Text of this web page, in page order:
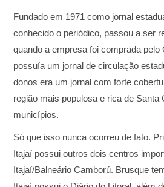
Fundado em 1971 como jornal
conhecido o periódico, passou a ser
quando a empresa foi comprada pelo
possuía um jornal de circulação
donos era um jornal com forte
região mais populosa e rica de Santa
municípios.
Só que isso nunca ocorreu de fato.
Itajaí possui outros dois centros
Itajaí/Balneário Camború. Brusque